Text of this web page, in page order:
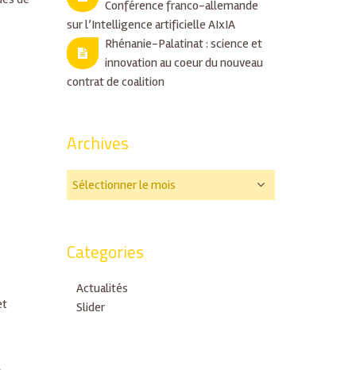
Conférence franco-allemande
sur l’Intelligence artificielle AIxIA
Rhénanie-Palatinat : science et
innovation au coeur du nouveau
contrat de coalition
Archives
Categories
Actualités
Slider